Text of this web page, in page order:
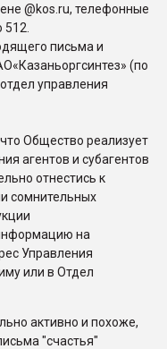
@kos.ru, телефонные
письма и
(по
управления
Общество реализует
агентов и субагентов
отнестись к
сомнительных
на
Управления
или в Отдел
активно и похоже,
"счастья"